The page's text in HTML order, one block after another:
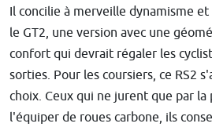
Il concilie à merveille dynamisme
le GT2, une version avec une
confort qui devrait régaler les
sorties. Pour les coursiers, ce RS2
choix. Ceux qui ne jurent que par
l'équiper de roues carbone, ils